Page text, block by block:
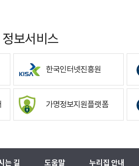
보서비스
한국인터넷진흥원
가명정보지원플랫폼
는 길 도움말 누리집 안내